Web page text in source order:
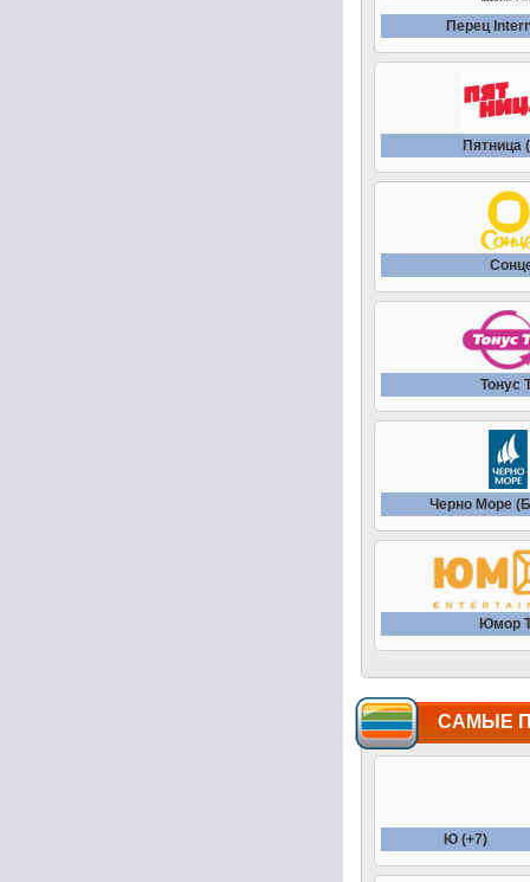
Перец
Пятница
Тонус
Черно Море
Юмор
САМЫЕ
Ю (+7)